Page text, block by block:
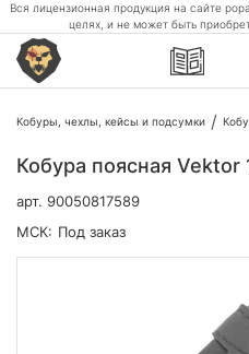
Вся лицензионная продукция на сайте
целях, и не может быть
Кобуры, чехлы, кейсы и подсумки
Кобура поясная
арт. 90050817589
МСК: Под заказ